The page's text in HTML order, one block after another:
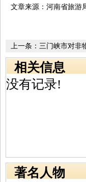
文章来源：河南省旅游
上一条： 三门峡市对非
相关信息
没有记录!
著名人物